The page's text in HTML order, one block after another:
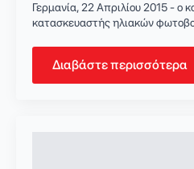
Γερμανία, 22 Απριλίου 2015 - ο
κατασκευαστής ηλιακών
Διαβάστε περισσότερα